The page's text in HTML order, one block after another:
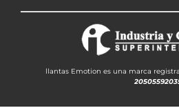
llantas Emotion es una marca